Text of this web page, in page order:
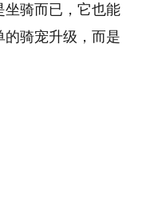
坐骑而已，它也能
骑宠升级，而是